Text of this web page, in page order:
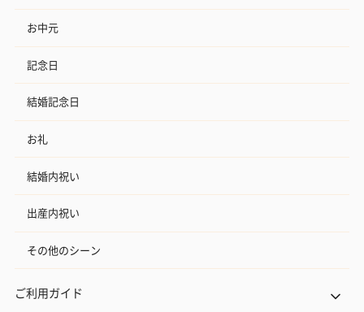
お中元
記念日
結婚記念日
お礼
結婚内祝い
出産内祝い
その他のシーン
ご利用ガイド